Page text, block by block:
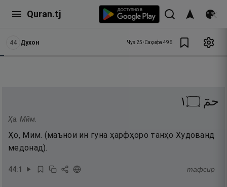
Quran.tj
44 Духон Ҷуз 25•Саҳифа 496
حمٓ ۝١
Ҳа. Мӣм.
Ҳо, Мим. (маънои ин гуна ҳарфҳоро танҳо Худованд
медонад).
44:1 тафсир